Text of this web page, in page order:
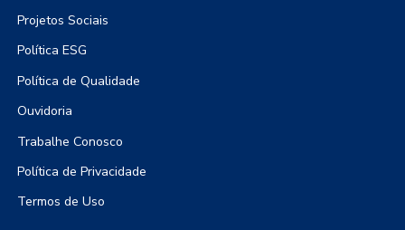
Projetos Sociais
Política ESG
Política de Qualidade
Ouvidoria
Trabalhe Conosco
Política de Privacidade
Termos de Uso